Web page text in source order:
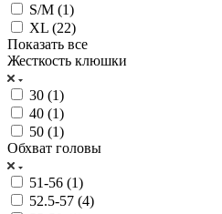
S/M (1)
XL (22)
Показать все
Жесткость клюшки
30 (1)
40 (1)
50 (1)
Обхват головы
51-56 (1)
52.5-57 (4)